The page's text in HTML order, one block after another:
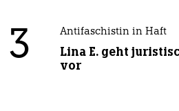
3 Antifaschistin in Haft
Lina E. geht
vor